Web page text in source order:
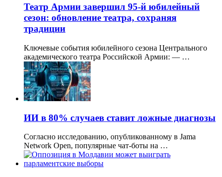
Театр Армии завершил 95-й юбилейный
сезон: обновление театра, сохраняя
традиции
Ключевые события юбилейного сезона Центрального
академического театра Российской Армии: — …
ИИ в 80% случаев ставит ложные диагнозы
Согласно исследованию, опубликованному в Jama
Network Open, популярные чат-боты на …